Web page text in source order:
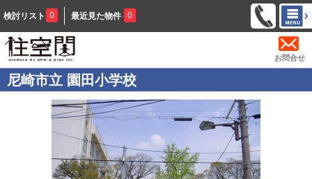
検討リスト 0 最近見た物件 0
お問合せ
尼崎市立 園田小学校